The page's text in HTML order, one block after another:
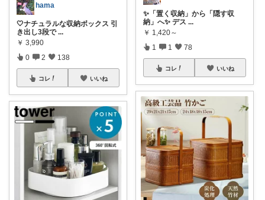
hama
🤍ナチュラルな収納ボックス 引
き出し3段で ...
￥ 3,990
0 2 138
コレ いいね
✨「置く収納」から「隠す収
納」へ✨ デス ...
￥ 1,420～
1 1 78
コレ いいね